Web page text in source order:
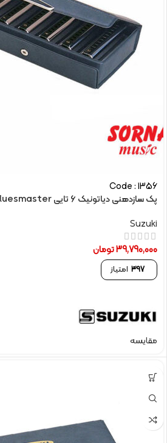
Code : 1356
پک سازدهنی دیاتونیک 6 تایی Bluesmaster سوزوکی مدل MR250S
Suzuki
39,790,000تومان
397 امتیاز
مقایسه